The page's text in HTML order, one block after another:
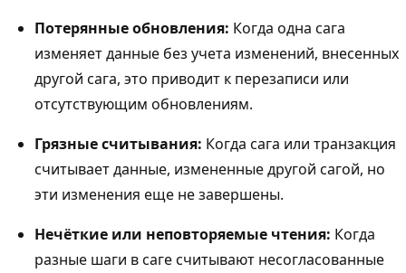
Потерянные обновления: Когда одна сага
изменяет данные без учета изменений, внесенных
другой сага, это приводит к перезаписи или
отсутствующим обновлениям.
Грязные считывания: Когда сага или транзакция
считывает данные, измененные другой сагой, но
эти изменения еще не завершены.
Нечёткие или неповторяемые чтения: Когда
разные шаги в саге считывают несогласованные